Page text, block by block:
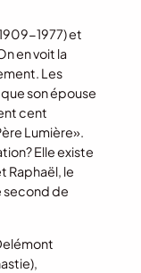
1977) et
en voit la
Les
son épouse
cent
Lumière».
Elle existe
Raphaël, le
second de